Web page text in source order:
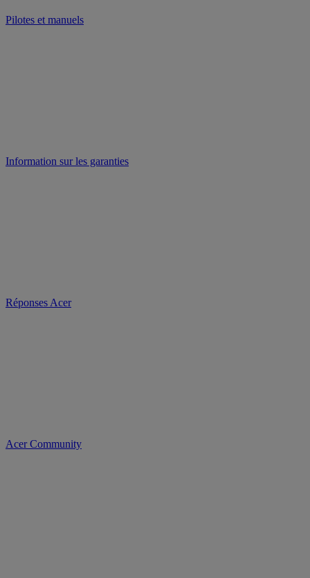
Pilotes et manuels
Information sur les garanties
Réponses Acer
Acer Community